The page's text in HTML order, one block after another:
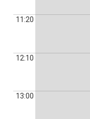
11:20
12:10
13:00